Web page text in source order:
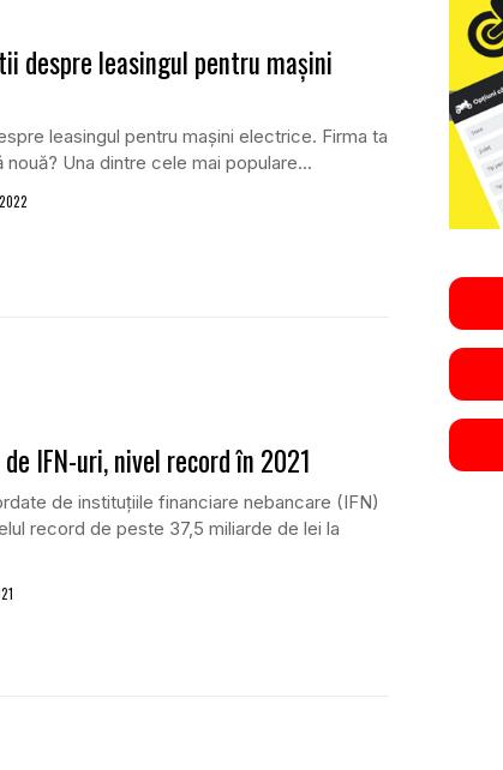
despre leasingul pentru mașini
leasingul pentru mașini electrice. Firma ta
Una dintre cele mai populare...
IFN-uri, nivel record în 2021
de instituțiile financiare nebancare (IFN)
record de peste 37,5 miliarde de lei la